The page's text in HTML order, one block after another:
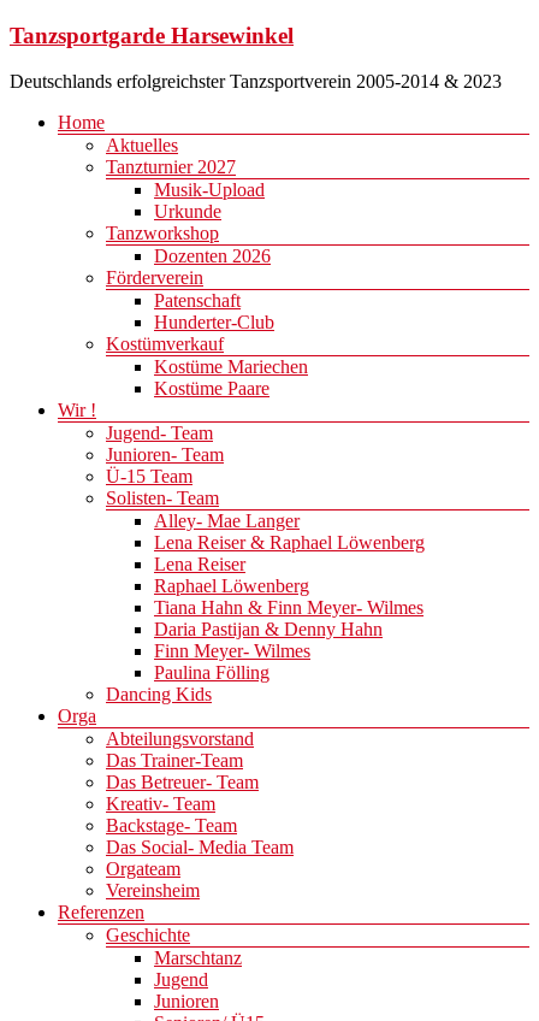
Zum
springen
Tanzsportgarde Harsewinkel
Deutschlands erfolgreichster Tanzsportverein 2005-2014 & 2023
Menü
Home
Aktuelles
Tanzturnier 2027
Musik-Upload
Urkunde
Tanzworkshop
Dozenten 2026
Förderverein
Patenschaft
Hunderter-Club
Kostümverkauf
Kostüme Mariechen
Kostüme Paare
Wir !
Jugend- Team
Junioren- Team
Ü-15 Team
Solisten- Team
Alley- Mae Langer
Lena Reiser & Raphael Löwenberg
Lena Reiser
Raphael Löwenberg
Tiana Hahn & Finn Meyer- Wilmes
Daria Pastijan & Denny Hahn
Finn Meyer- Wilmes
Paulina Fölling
Dancing Kids
Orga
Abteilungsvorstand
Das Trainer-Team
Das Betreuer- Team
Kreativ- Team
Backstage- Team
Das Social- Media Team
Orgateam
Vereinsheim
Referenzen
Geschichte
Marschtanz
Jugend
Junioren